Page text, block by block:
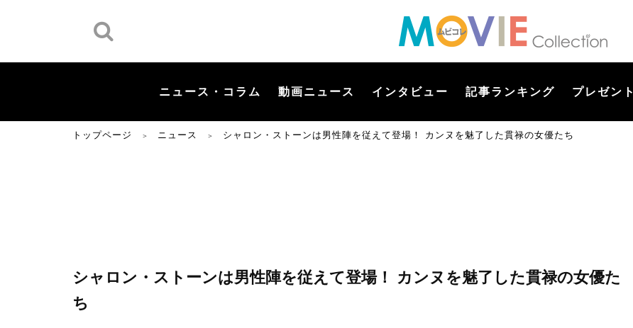
ニュース・コラム 動画ニュース インタビュー 記事ランキング プレゼント
トップページ ＞ ニュース ＞ シャロン・ストーンは男性陣を従えて登場！ カンヌを魅了した貫禄の女優たち
シャロン・ストーンは男性陣を従えて登場！ カンヌを魅了した貫禄の女優た
ち